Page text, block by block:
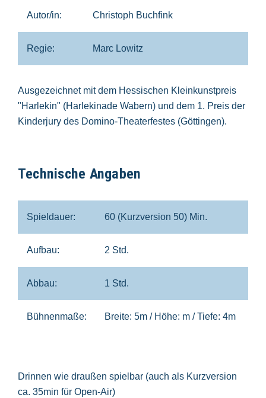
Autor/in: Christoph Buchfink
Regie: Marc Lowitz
Ausgezeichnet mit dem Hessischen Kleinkunstpreis
"Harlekin" (Harlekinade Wabern) und dem 1. Preis der
Kinderjury des Domino-Theaterfestes (Göttingen).
Technische Angaben
Spieldauer: 60 (Kurzversion 50) Min.
Aufbau: 2 Std.
Abbau: 1 Std.
Bühnenmaße: Breite: 5m / Höhe: m / Tiefe: 4m
Drinnen wie draußen spielbar (auch als Kurzversion
ca. 35min für Open-Air)